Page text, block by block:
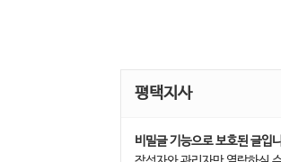
평택지사
비밀글 기능으로 보호된 글입